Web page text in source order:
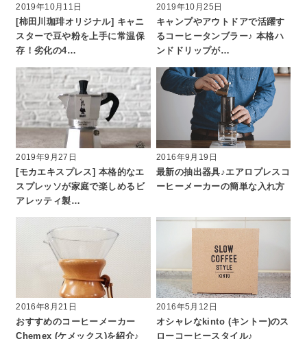
2019年10月11日
[柿田川珈琲オリジナル] キャニ
スターで豆や粉を上手に常温保
存！劣化の4…
2019年10月25日
キャンプやアウトドアで活躍す
るコーヒータンブラー♪ 本格ハ
ンドドリップが…
2019年9月27日
[モカエキスプレス] 本格的なエ
スプレッソが家庭で楽しめるビ
アレッティ製…
2016年9月19日
最新の抽出器具♪エアロプレスコ
ーヒーメーカーの簡単な入れ方
2016年8月21日
おすすめのコーヒーメーカー
Chemex (ケメックス)を紹介♪
2016年5月12日
オシャレなkinto (キントー)のス
ローコーヒースタイル♪